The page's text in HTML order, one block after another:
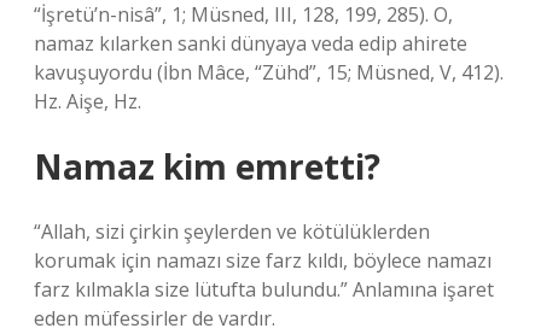
“İşretü’n-nisâ”, 1; Müsned, III, 128, 199, 285). O,
namaz kılarken sanki dünyaya veda edip ahirete
kavuşuyordu (İbn Mâce, “Zühd”, 15; Müsned, V, 412).
Hz. Aişe, Hz.
Namaz kim emretti?
“Allah, sizi çirkin şeylerden ve kötülüklerden
korumak için namazı size farz kıldı, böylece namazı
farz kılmakla size lütufta bulundu.” Anlamına işaret
eden müfessirler de vardır.